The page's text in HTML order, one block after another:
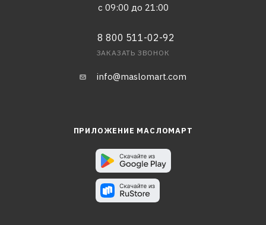
с 09:00 до 21:00
8 800 511-02-92
ЗАКАЗАТЬ ЗВОНОК
info@maslomart.com
ПРИЛОЖЕНИЕ МАСЛОМАРТ